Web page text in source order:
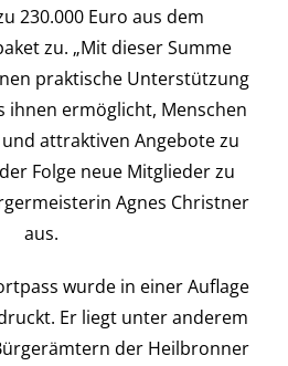
230.000 Euro aus dem
zu. „Mit dieser Summe
praktische Unterstützung
ihnen ermöglicht, Menschen
attraktiven Angebote zu
Folge neue Mitglieder zu
Agnes Christner
aus.
wurde in einer Auflage
Er liegt unter anderem
der Heilbronner